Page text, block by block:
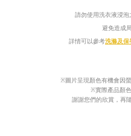
請勿使用洗衣液浸
避免造成
詳情可以參考洗滌及保
※圖片呈現顏色有機會因
※實際產品顏
謝謝您們的欣賞，再